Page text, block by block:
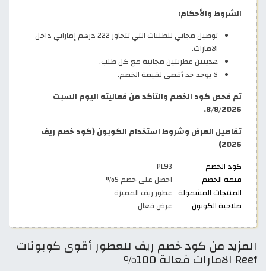
الشروط والأحكام:
توصيل مجاني للطلبات التي تتجاوز 222 درهم إماراتي داخل
الامارات.
هديتين عطريتين مجانية مع كل طلب.
لا يوجد حد أقصى لقيمة الخصم.
تم فحص كود الخصم والتأكد من فعاليته اليوم السبت
8/8/2026.
تفاصيل العرض وشروط استخدام الكوبون (كود خصم ريف
2026)
كود الخصم
PL93
قيمة الخصم
احصل على خصم 5%
المنتجات المشمولة عطور ريف المميزة
صلاحية الكوبون
عرض فعال
المزيد من كود خصم ريف للعطور أقوى كوبونات
Reef الامارات فعالة 100%